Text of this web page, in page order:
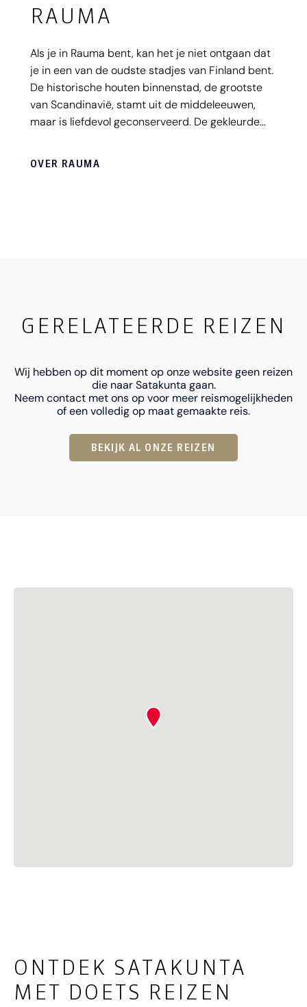
RAUMA
Als je in Rauma bent, kan het je niet ontgaan dat
je in een van de oudste stadjes van Finland bent.
De historische houten binnenstad, de grootste
van Scandinavië, stamt uit de middeleeuwen,
maar is liefdevol geconserveerd. De gekleurde
OVER RAUMA
GERELATEERDE REIZEN
Wij hebben op dit moment op onze website geen reizen
die naar Satakunta gaan.
Neem contact met ons op voor meer reismogelijkheden
of een volledig op maat gemaakte reis.
BEKIJK AL ONZE REIZEN
ONTDEK SATAKUNTA
MET DOETS REIZEN